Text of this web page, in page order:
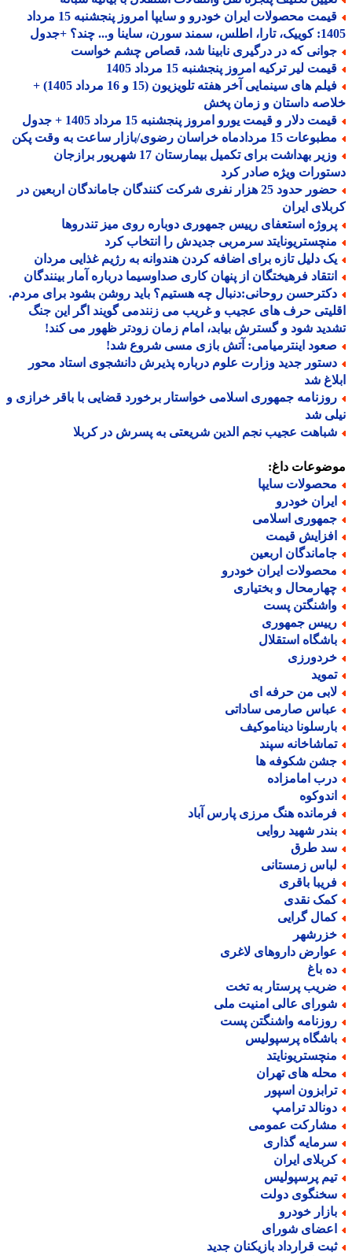
قیمت محصولات ایران خودرو و سایپا امروز پنجشنبه 15 مرداد
ساینا و... چند؟ +جدول
که در درگیری نابینا شد، قصاص چشم خواست
لیر ترکیه امروز پنجشنبه 15 مرداد 1405
فیلم های سینمایی آخر هفته تلویزیون (15 و 16 مرداد 1405) +
داستان و زمان پخش
دلار و قیمت یورو امروز پنجشنبه 15 مرداد 1405 + جدول
15 مردادماه خراسان رضوی/بازار ساعت به وقت پکن
وزیر بهداشت برای تکمیل بیمارستان 17 شهریور برازجان
ویژه صادر کرد
حضور حدود 25 هزار نفری شرکت کنندگان جاماندگان اربعین در
ایران
استعفای رییس جمهوری دوباره روی میز تندروها
سرمربی جدیدش را انتخاب کرد
دلیل تازه برای اضافه کردن هندوانه به رژیم غذایی مردان
فرهیختگان از پنهان کاری صداوسیما درباره آمار بینندگان
روحانی:دنبال چه هستیم؟ باید روشن بشود برای مردم.
حرف های عجیب و غریب می زنندمی گویند اگر این جنگ
شود و گسترش بیابد، امام زمان زودتر ظهور می کند!
اینترمیامی: آتش بازی مسی شروع شد!
جدید وزارت علوم درباره پذیرش دانشجوی استاد محور
شد
جمهوری اسلامی خواستار برخورد قضایی با باقر خرازی و
شد
عجیب نجم الدین شریعتی به پسرش در کربلا
داغ:
سایپا
خودرو
اسلامی
قیمت
اربعین
ایران خودرو
و بختیاری
پست
جمهوری
استقلال
من حرفه ای
صارمی ساداتی
دیناموکیف
سپند
شکوفه ها
امامزاده
هنگ مرزی پارس آباد
شهید روایی
طرق
زمستانی
باقری
نقدی
گرایی
داروهای لاغری
باغ
پرستار به تخت
عالی امنیت ملی
واشنگتن پست
پرسپولیس
های تهران
اسپور
ترامپ
عمومی
گذاری
ایران
پرسپولیس
دولت
خودرو
شورای
قرارداد بازیکنان جدید